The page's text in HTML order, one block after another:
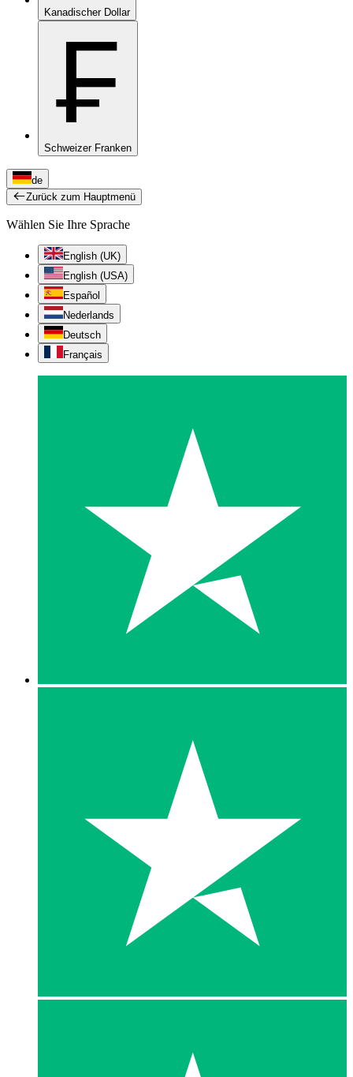
Kanadischer Dollar
₣
Schweizer Franken
de
Zurück zum Hauptmenü
Wählen Sie Ihre Sprache
English (UK)
English (USA)
Español
Nederlands
Deutsch
Français